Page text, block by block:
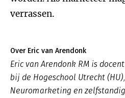
verrassen.
Over Eric van Arendonk
Eric van Arendonk RM is
bij de Hogeschool Utrecht
Neuromarketing en